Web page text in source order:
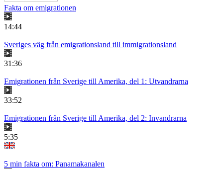
Fakta om emigrationen
14:44
Sveriges väg från emigrationsland till immigrationsland
31:36
Emigrationen från Sverige till Amerika, del 1: Utvandrarna
33:52
Emigrationen från Sverige till Amerika, del 2: Invandrarna
5:35
5 min fakta om: Panamakanalen